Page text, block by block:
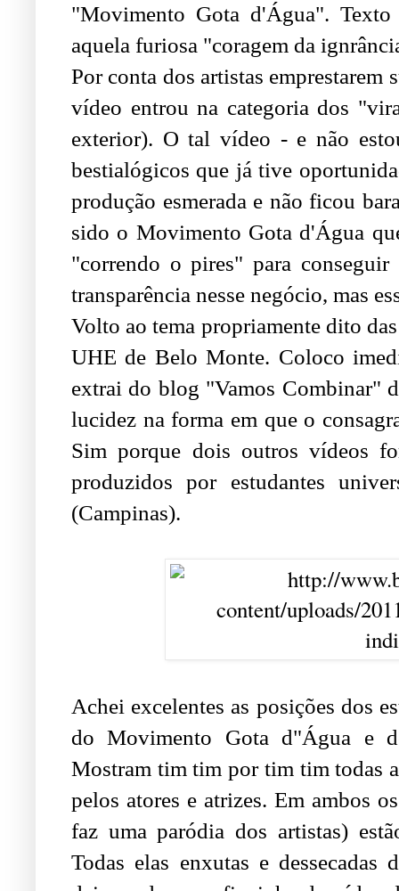
"Movimento Gota d'Água".
aquela furiosa "coragem da
Por conta dos artistas emprestarem
vídeo entrou na categoria dos
exterior). O tal vídeo - e não
bestialógicos que já tive
produção esmerada e não ficou
sido o Movimento Gota d'Água
"correndo o pires" para conseguir
transparência nesse negócio, mas
Volto ao tema propriamente dito
UHE de Belo Monte. Coloco
extrai do blog "Vamos Combinar"
lucidez na forma em que o
Sim porque dois outros vídeos
produzidos por estudantes
(Campinas).
Achei excelentes as posições dos
do Movimento Gota d"Água e
Mostram tim tim por tim tim todas
pelos atores e atrizes. Em ambos
faz uma paródia dos artistas)
Todas elas enxutas e